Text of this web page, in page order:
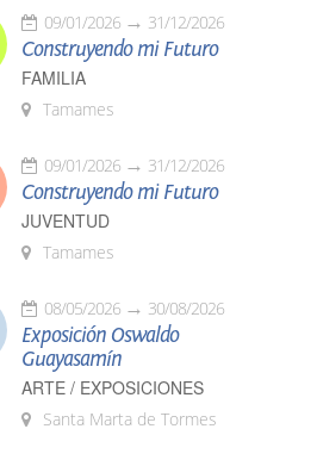
09/01/2026 31/12/2026
Construyendo mi Futuro
FAMILIA
Tamames
09/01/2026 31/12/2026
Construyendo mi Futuro
JUVENTUD
Tamames
08/05/2026 30/08/2026
Exposición Oswaldo
Guayasamín
ARTE / EXPOSICIONES
Santa Marta de Tormes